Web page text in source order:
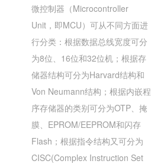
微控制器（Microcontroller
Unit，即MCU）可从不同方面进
行分类：根据数据总线宽度可分
为8位、16位和32位机；根据存
储器结构可分为Harvard结构和
Von Neumann结构；根据内嵌程
序存储器的类别可分为OTP、掩
膜、EPROM/EEPROM和闪存
Flash；根据指令结构又可分为
CISC(Complex Instruction Set